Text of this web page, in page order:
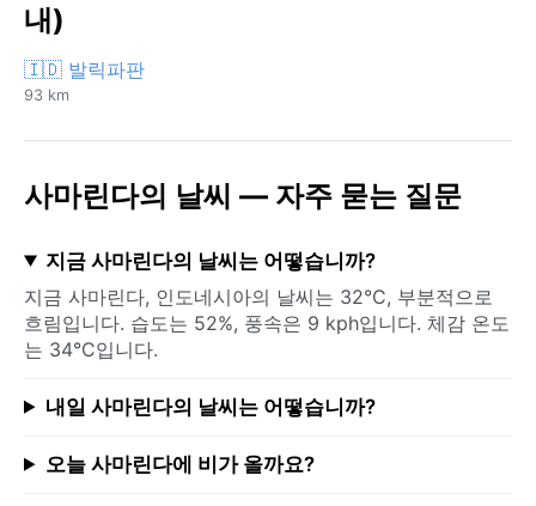
내)
🇮🇩 발릭파판
93 km
사마린다의 날씨 — 자주 묻는 질문
지금 사마린다의 날씨는 어떻습니까?
지금 사마린다, 인도네시아의 날씨는 32°C, 부분적으로
흐림입니다. 습도는 52%, 풍속은 9 kph입니다. 체감 온도
는 34°C입니다.
내일 사마린다의 날씨는 어떻습니까?
오늘 사마린다에 비가 올까요?